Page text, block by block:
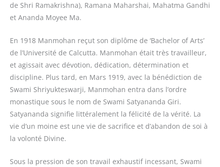
de Shri Ramakrishna), Ramana Maharshai, Mahatma Gandhi
et Ananda Moyee Ma.
En 1918 Manmohan reçut son diplôme de ‘Bachelor of Arts’
de l’Université de Calcutta. Manmohan était très travailleur,
et agissait avec dévotion, dédication, détermination et
discipline. Plus tard, en Mars 1919, avec la bénédiction de
Swami Shriyukteswarji, Manmohan entra dans l’ordre
monastique sous le nom de Swami Satyananda Giri.
Satyananda signifie littéralement la félicité de la vérité. La
vie d’un moine est une vie de sacrifice et d’abandon de soi à
la volonté Divine.
Sous la pression de son travail exhaustif incessant, Swami